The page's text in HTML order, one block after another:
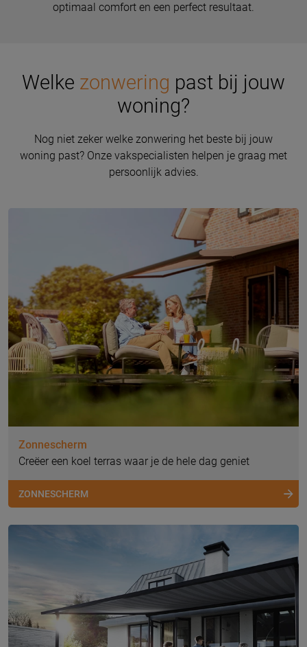
optimaal comfort en een perfect resultaat.
Welke zonwering past bij jouw
woning?
Nog niet zeker welke zonwering het beste bij jouw
woning past? Onze vakspecialisten helpen je graag met
persoonlijk advies.
Zonnescherm
Creëer een koel terras waar je de hele dag geniet
ZONNESCHERM